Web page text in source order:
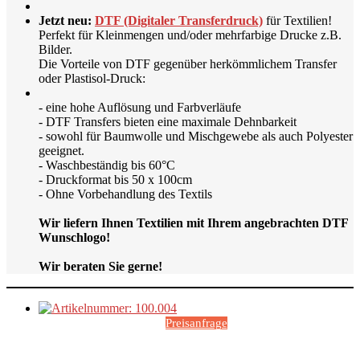
Jetzt neu: DTF (Digitaler Transferdruck) für Textilien!
Perfekt für Kleinmengen und/oder mehrfarbige Drucke z.B.
Bilder.
Die Vorteile von DTF gegenüber herkömmlichem Transfer
oder Plastisol-Druck:
- eine hohe Auflösung und Farbverläufe
- DTF Transfers bieten eine maximale Dehnbarkeit
- sowohl für Baumwolle und Mischgewebe als auch Polyester
geeignet.
- Waschbeständig bis 60°C
- Druckformat bis 50 x 100cm
- Ohne Vorbehandlung des Textils
Wir liefern Ihnen Textilien mit Ihrem angebrachten DTF
Wunschlogo!
Wir beraten Sie gerne!
Preisanfrage